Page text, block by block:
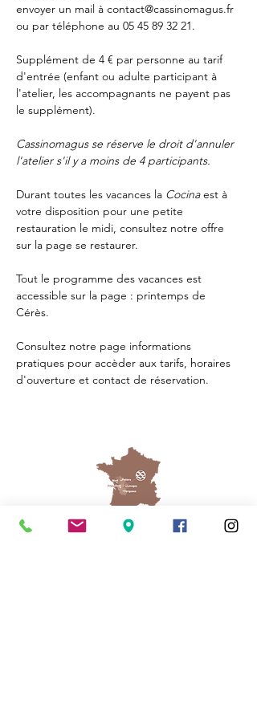
envoyer un mail à contact@cassinomagus.fr
ou par téléphone au 05 45 89 32 21.
Supplément de 4 € par personne au tarif
d'entrée (enfant ou adulte participant à
l'atelier, les accompagnants ne payent pas
le supplément).
Cassinomagus se réserve le droit d'annuler
l'atelier s'il y a moins de 4 participants.
Durant toutes les vacances la Cocina est à
votre disposition pour une petite
restauration le midi, consultez notre offre
sur la page se restaurer.
Tout le programme des vacances est
accessible sur la page : printemps de
Cérès.
Consultez notre page informations
pratiques pour accèder aux tarifs, horaires
d'ouverture et contact de réservation.